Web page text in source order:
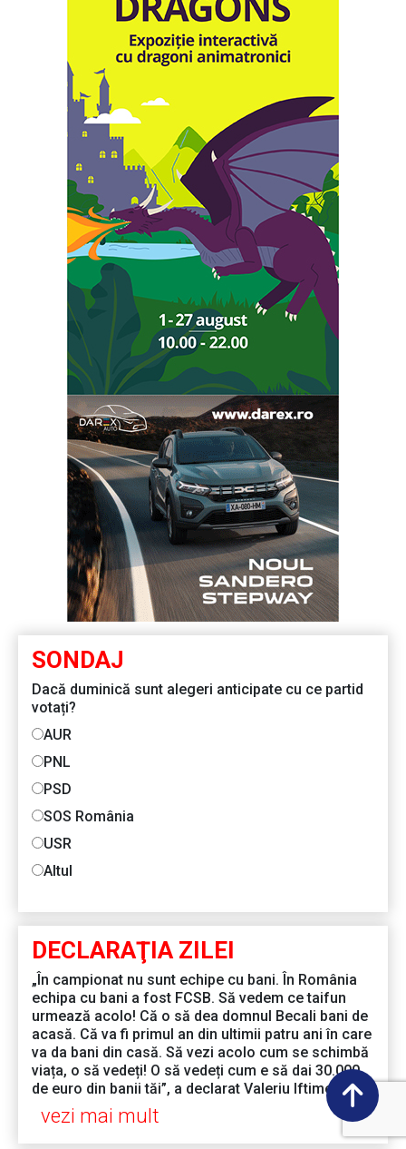
SONDAJ
Dacă duminică sunt alegeri anticipate cu ce partid
votați?
AUR
PNL
PSD
SOS România
USR
Altul
DECLARAŢIA ZILEI
„În campionat nu sunt echipe cu bani. În România
echipa cu bani a fost FCSB. Să vedem ce taifun
urmează acolo! Că o să dea domnul Becali bani de
acasă. Că va fi primul an din ultimii patru ani în care
va da bani din casă. Să vezi acolo cum se schimbă
viața, o să vedeți! O să vedeți cum e să dai 30.000
de euro din banii tăi”, a declarat Valeriu Iftime
vezi mai mult